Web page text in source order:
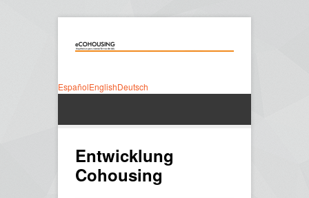
EspañolEnglishDeutsch
Entwicklung
Cohousing